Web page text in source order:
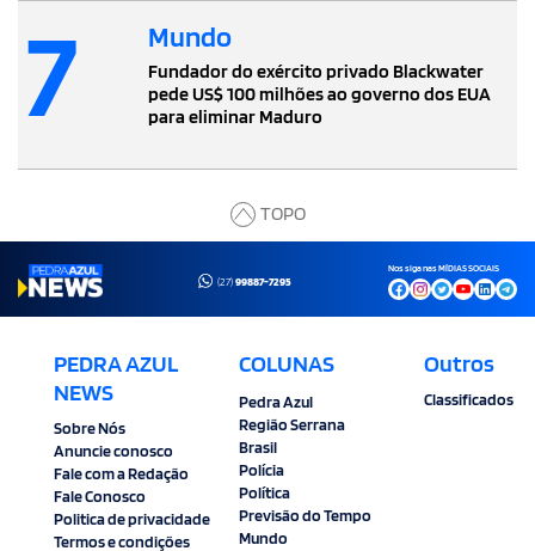
7 Mundo
Fundador do exército privado Blackwater
pede US$ 100 milhões ao governo dos EUA
para eliminar Maduro
TOPO
(27)99887-7295
Nos siga nas MÍDIAS SOCIAIS
PEDRA AZUL
NEWS
Sobre Nós
Anuncie conosco
Fale com a Redação
Fale Conosco
Politica de privacidade
Termos e condições
COLUNAS
Pedra Azul
Região Serrana
Brasil
Polícia
Política
Previsão do Tempo
Mundo
Outros
Classificados